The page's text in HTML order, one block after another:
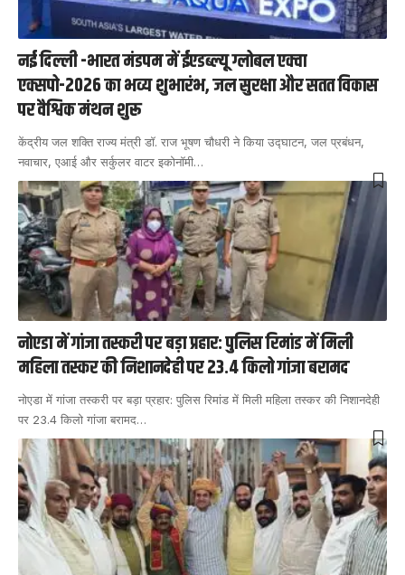
नई दिल्ली -भारत मंडपम में ईएडब्ल्यू ग्लोबल एक्वा
एक्सपो-2026 का भव्य शुभारंभ, जल सुरक्षा और सतत विकास
पर वैश्विक मंथन शुरू
केंद्रीय जल शक्ति राज्य मंत्री डॉ. राज भूषण चौधरी ने किया उद्घाटन, जल प्रबंधन,
नवाचार, एआई और सर्कुलर वाटर इकोनॉमी…
नोएडा में गांजा तस्करी पर बड़ा प्रहार: पुलिस रिमांड में मिली
महिला तस्कर की निशानदेही पर 23.4 किलो गांजा बरामद
नोएडा में गांजा तस्करी पर बड़ा प्रहार: पुलिस रिमांड में मिली महिला तस्कर की निशानदेही
पर 23.4 किलो गांजा बरामद…